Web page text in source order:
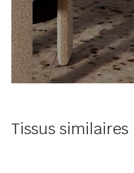
Tissus similaires